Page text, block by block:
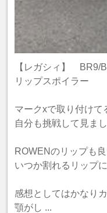
【レガシィ】 BR9/
リップスポイラー
マークxで取り付けて
自分も挑戦して見ま
ROWENのリップも
いつか割れるリップ
感想としてはかなり
顎がし ...